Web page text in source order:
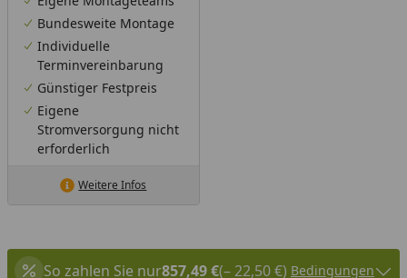
Bundesweite Montage
Individuelle
Terminvereinbarung
Günstiger Festpreis
Eigene
Stromversorgung nicht
erforderlich
Weitere Infos
So zahlen Sie nur857,49 €(– 22,50 €) Bedingungen